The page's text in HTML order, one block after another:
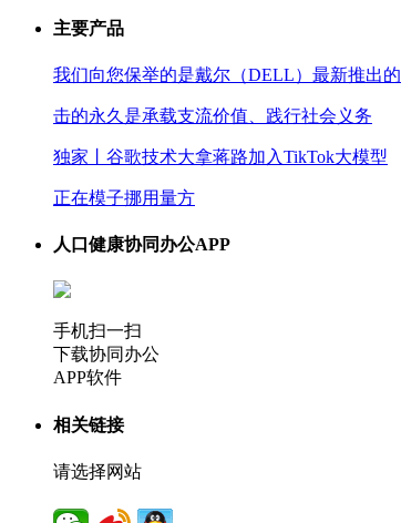
主要产品
我们向您保举的是戴尔（DELL）最新推出的
击的永久是承载支流价值、践行社会义务
独家丨谷歌技术大拿蒋路加入TikTok大模型
正在模子挪用量方
人口健康协同办公APP
手机扫一扫
下载协同办公
APP软件
相关链接
请选择网站